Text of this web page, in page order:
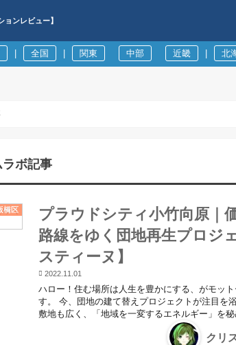
ンレビュー】
全国 関東 中部 近畿 北
ラボ記事
橋区
プラウドシティ小竹向原｜
路線をゆく団地再生プロジ
スティーヌ】
2022.11.01
ハロー！住む場所は人生を豊かにする、がモッ
す。 今、団地の建て替えプロジェクトが注目を
敷地も広く、「地域を一変するエネルギー」を
クリ